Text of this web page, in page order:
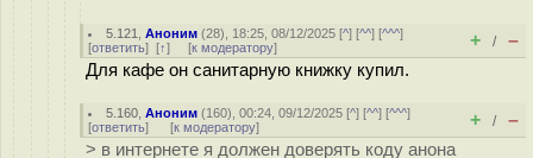
5.121 ,Аноним (28), 18:25, 08/12/2025 [^] [^^] [^^^]
[ответить] [↑] [к модератору] + / –
Для кафе он санитарную книжку купил.
5.160 ,Аноним (160), 00:24, 09/12/2025 [^] [^^] [^^^]
[ответить] [к модератору] + / –
> в интернете я должен доверять коду анона